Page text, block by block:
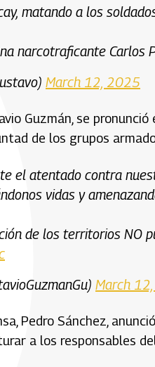
matando a los
narcotraficante Carlos
March 12, 2025
Guzmán, se
de los grupos
el atentado contra
vidas y
de los territorios NO
March
Pedro Sánchez,
a los responsables